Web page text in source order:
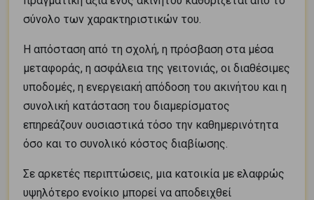
σύνολο των χαρακτηριστικών του.
Η απόσταση από τη σχολή, η πρόσβαση στα μέσα
μεταφοράς, η ασφάλεια της γειτονιάς, οι διαθέσιμες
υποδομές, η ενεργειακή απόδοση του ακινήτου και η
συνολική κατάσταση του διαμερίσματος
επηρεάζουν ουσιαστικά τόσο την καθημερινότητα
όσο και το συνολικό κόστος διαβίωσης.
Σε αρκετές περιπτώσεις, μια κατοικία με ελαφρώς
υψηλότερο ενοίκιο μπορεί να αποδειχθεί